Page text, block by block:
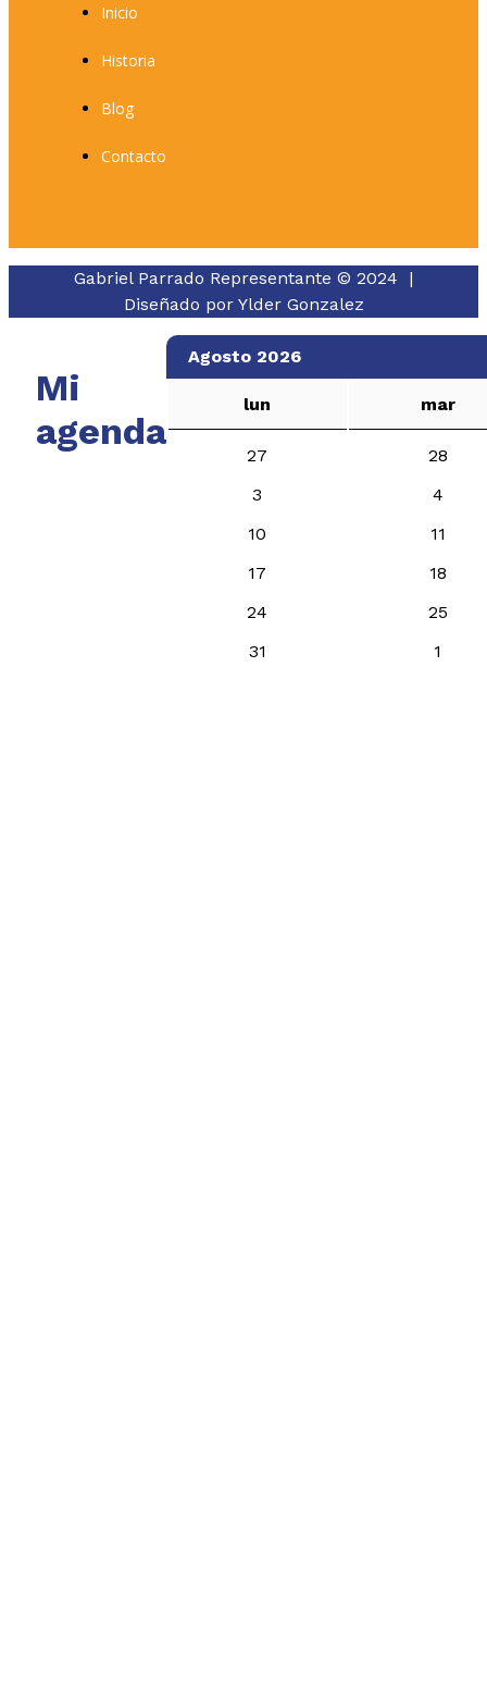
Inicio
Historia
Blog
Contacto
Gabriel Parrado Representante © 2024 |
Diseñado por Ylder Gonzalez
Mi
agenda
Agosto 2026
lun mar
27
28
3
4
10
11
17
18
24
25
31
1